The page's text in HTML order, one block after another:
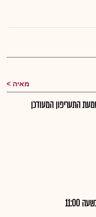
מאיה
התעריפון המעודכן